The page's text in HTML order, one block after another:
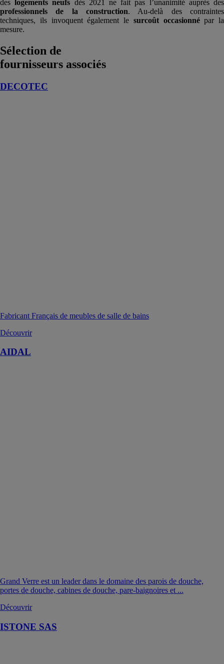
deslogements neufs dès 2021 ne fait pas l’unanimité auprès des
professionnels de la construction. Au-delà des contraintes
techniques, ils invoquent également le surcoût occasionnépar la
mesure.
Sélection de
fournisseurs associés
DECOTEC
Fabricant Français de meubles de salle de bains
Découvrir
AIDAL
Grand Verre est un leader dans le domaine des parois de douche,
portes de douche, cabines de douche, pare-baignoires et ...
Découvrir
ISTONE SAS